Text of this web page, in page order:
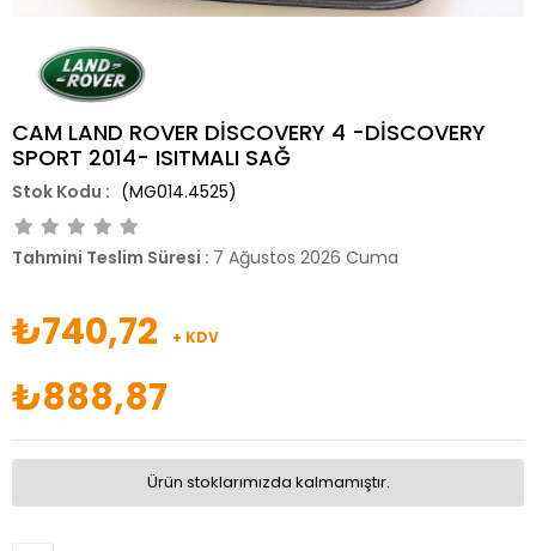
CAM LAND ROVER DİSCOVERY 4 -DİSCOVERY
SPORT 2014- ISITMALI SAĞ
(MG014.4525)
Tahmini Teslim Süresi : 7 Ağustos 2026 Cuma
₺740,72 + KDV
₺888,87
Ürün stoklarımızda kalmamıştır.